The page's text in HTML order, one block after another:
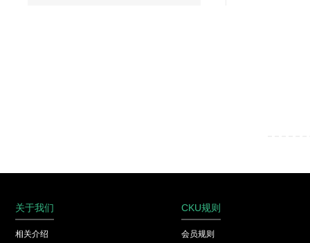
关于我们
相关介绍
CKU规则
会员规则